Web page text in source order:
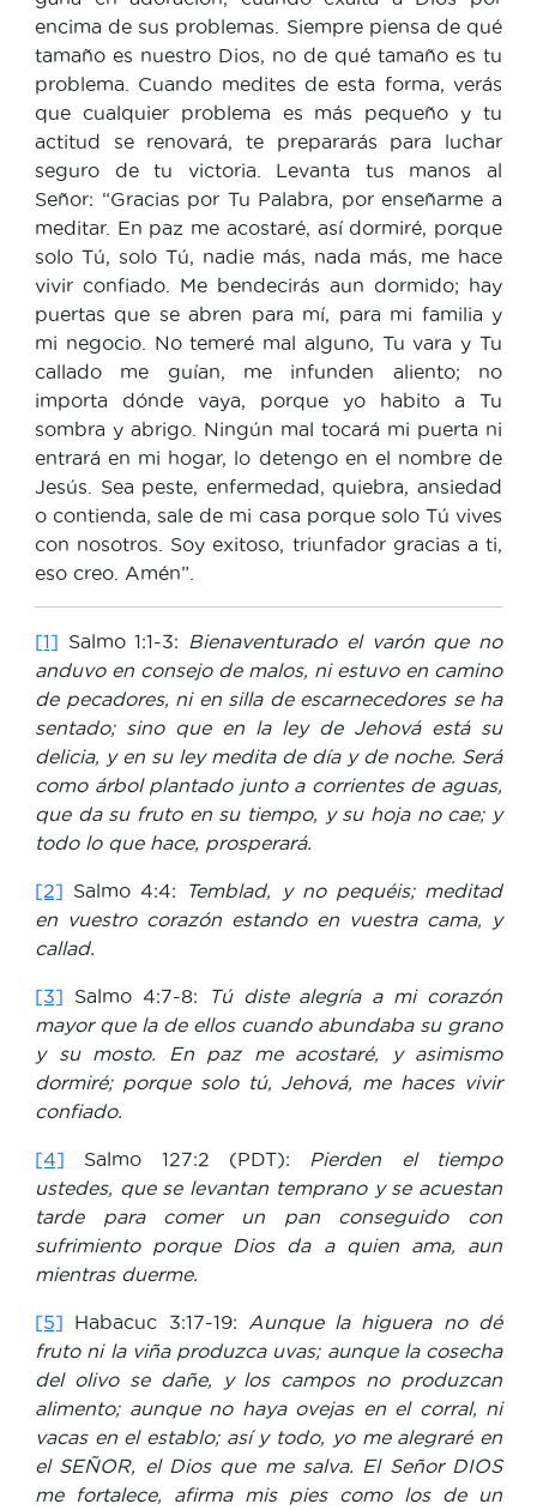
encima de sus problemas. Siempre piensa de qué
tamaño es nuestro Dios, no de qué tamaño es tu
problema. Cuando medites de esta forma, verás
que cualquier problema es más pequeño y tu
actitud se renovará, te prepararás para luchar
seguro de tu victoria. Levanta tus manos al
Señor: “Gracias por Tu Palabra, por enseñarme a
meditar. En paz me acostaré, así dormiré, porque
solo Tú, solo Tú, nadie más, nada más, me hace
vivir confiado. Me bendecirás aun dormido; hay
puertas que se abren para mí, para mi familia y
mi negocio. No temeré mal alguno, Tu vara y Tu
callado me guían, me infunden aliento; no
importa dónde vaya, porque yo habito a Tu
sombra y abrigo. Ningún mal tocará mi puerta ni
entrará en mi hogar, lo detengo en el nombre de
Jesús. Sea peste, enfermedad, quiebra, ansiedad
o contienda, sale de mi casa porque solo Tú vives
con nosotros. Soy exitoso, triunfador gracias a ti,
eso creo. Amén”.
[1] Salmo 1:1-3:
Bienaventurado el varón que no
anduvo en consejo de malos, ni estuvo en camino
de pecadores, ni en silla de escarnecedores se ha
sentado; sino que en la ley de Jehová está su
delicia, y en su ley medita de día y de noche. Será
como árbol plantado junto a corrientes de aguas,
que da su fruto en su tiempo, y su hoja no cae; y
todo lo que hace, prosperará.
[2] Salmo 4:4:
Temblad, y no pequéis; meditad
en vuestro corazón estando en vuestra cama, y
callad.
[3] Salmo 4:7-8:
Tú diste alegría a mi corazón
mayor que la de ellos cuando abundaba su grano
y su mosto. En paz me acostaré, y asimismo
dormiré; porque solo tú, Jehová, me haces vivir
confiado.
[4] Salmo 127:2 (PDT): Pierden el tiempo
ustedes, que se levantan temprano y se acuestan
tarde para comer un pan conseguido con
sufrimiento porque Dios da a quien ama, aun
mientras duerme.
[5] Habacuc 3:17-19: Aunque la higuera no dé
fruto ni la viña produzca uvas; aunque la cosecha
del olivo se dañe, y los campos no produzcan
alimento; aunque no haya ovejas en el corral, ni
vacas en el establo; así y todo, yo me alegraré en
el SEÑOR, el Dios que me salva. El Señor DIOS
me fortalece, afirma mis pies como los de un